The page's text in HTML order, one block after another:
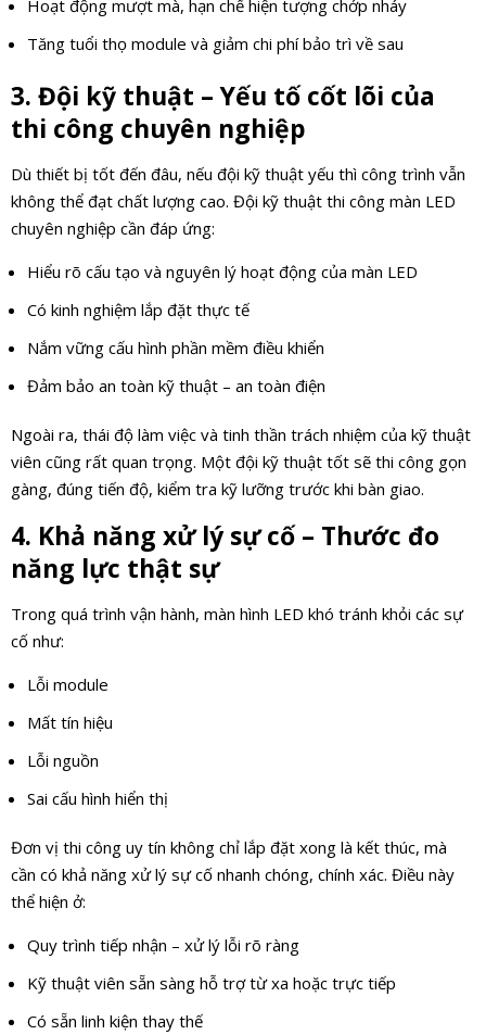
Hoạt động mượt mà, hạn chế hiện tượng chớp nháy
Tăng tuổi thọ module và giảm chi phí bảo trì về sau
3. Đội kỹ thuật – Yếu tố cốt lõi của
thi công chuyên nghiệp
Dù thiết bị tốt đến đâu, nếu đội kỹ thuật yếu thì công trình vẫn
không thể đạt chất lượng cao. Đội kỹ thuật thi công màn LED
chuyên nghiệp cần đáp ứng:
Hiểu rõ cấu tạo và nguyên lý hoạt động của màn LED
Có kinh nghiệm lắp đặt thực tế
Nắm vững cấu hình phần mềm điều khiển
Đảm bảo an toàn kỹ thuật – an toàn điện
Ngoài ra, thái độ làm việc và tinh thần trách nhiệm của kỹ thuật
viên cũng rất quan trọng. Một đội kỹ thuật tốt sẽ thi công gọn
gàng, đúng tiến độ, kiểm tra kỹ lưỡng trước khi bàn giao.
4. Khả năng xử lý sự cố – Thước đo
năng lực thật sự
Trong quá trình vận hành, màn hình LED khó tránh khỏi các sự
cố như:
Lỗi module
Mất tín hiệu
Lỗi nguồn
Sai cấu hình hiển thị
Đơn vị thi công uy tín không chỉ lắp đặt xong là kết thúc, mà
cần có khả năng xử lý sự cố nhanh chóng, chính xác. Điều này
thể hiện ở:
Quy trình tiếp nhận – xử lý lỗi rõ ràng
Kỹ thuật viên sẵn sàng hỗ trợ từ xa hoặc trực tiếp
Có sẵn linh kiện thay thế